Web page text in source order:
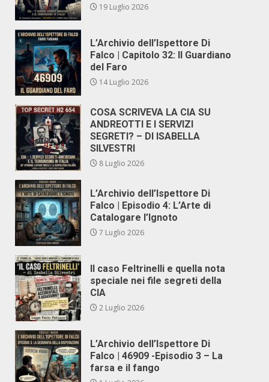
19 Luglio 2026
L’Archivio dell’Ispettore Di
Falco | Capitolo 32: Il Guardiano
del Faro
14 Luglio 2026
COSA SCRIVEVA LA CIA SU
ANDREOTTI E I SERVIZI
SEGRETI? – DI ISABELLA
SILVESTRI
8 Luglio 2026
L’Archivio dell’Ispettore Di
Falco | Episodio 4: L’Arte di
Catalogare l’Ignoto
7 Luglio 2026
Il caso Feltrinelli e quella nota
speciale nei file segreti della
CIA
2 Luglio 2026
L’Archivio dell’Ispettore Di
Falco | 46909 -Episodio 3 – La
farsa e il fango